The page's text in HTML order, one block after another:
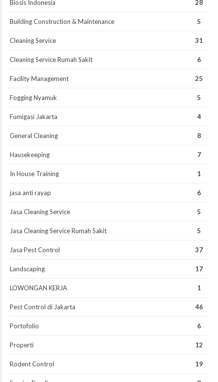
Biosis Indonesia 28
Building Construction & Maintenance 5
Cleaning Service 31
Cleaning Service Rumah Sakit 6
Facility Management 25
Fogging Nyamuk 5
Fumigasi Jakarta 4
General Cleaning 8
Hausekeeping 7
In House Training 1
jasa anti rayap 6
Jasa Cleaning Service 5
Jasa Cleaning Service Rumah Sakit 5
Jasa Pest Control 37
Landscaping 17
LOWONGAN KERJA 1
Pest Control di Jakarta 46
Portofolio 6
Properti 12
Rodent Control 19